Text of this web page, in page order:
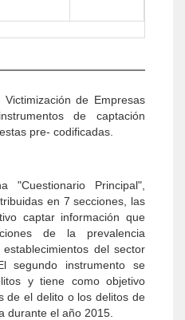
de Empresas
de captación
pre- codificadas.
"Cuestionario Principal",
en 7 secciones, las
captar información que
de la prevalencia
del sector
segundo instrumento se
y tiene como objetivo
de el delito o los delitos de
durante el año 2015.